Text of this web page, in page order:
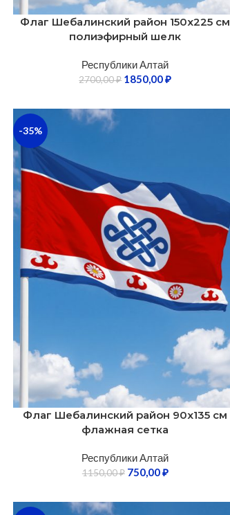
Флаг Шебалинский район 150х225 см
полиэфирный шелк
Республики Алтай
2700,00₽ 1850,00₽
-35%
Флаг Шебалинский район 90х135 см
флажная сетка
Республики Алтай
1150,00₽ 750,00₽